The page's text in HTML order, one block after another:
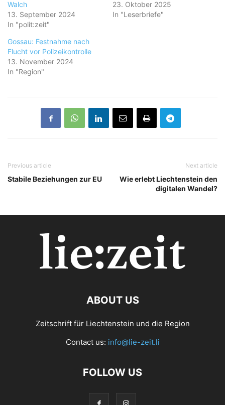
Walch
13. September 2024
In "polit:zeit"
23. Oktober 2025
In "Leserbriefe"
Gossau: Festnahme nach
Flucht vor Polizeikontrolle
13. November 2024
In "Region"
Previous article
Stabile Beziehungen zur EU
Next article
Wie erlebt Liechtenstein den
digitalen Wandel?
ABOUT US
Zeitschrift für Liechtenstein und die Region
Contact us: info@lie-zeit.li
FOLLOW US